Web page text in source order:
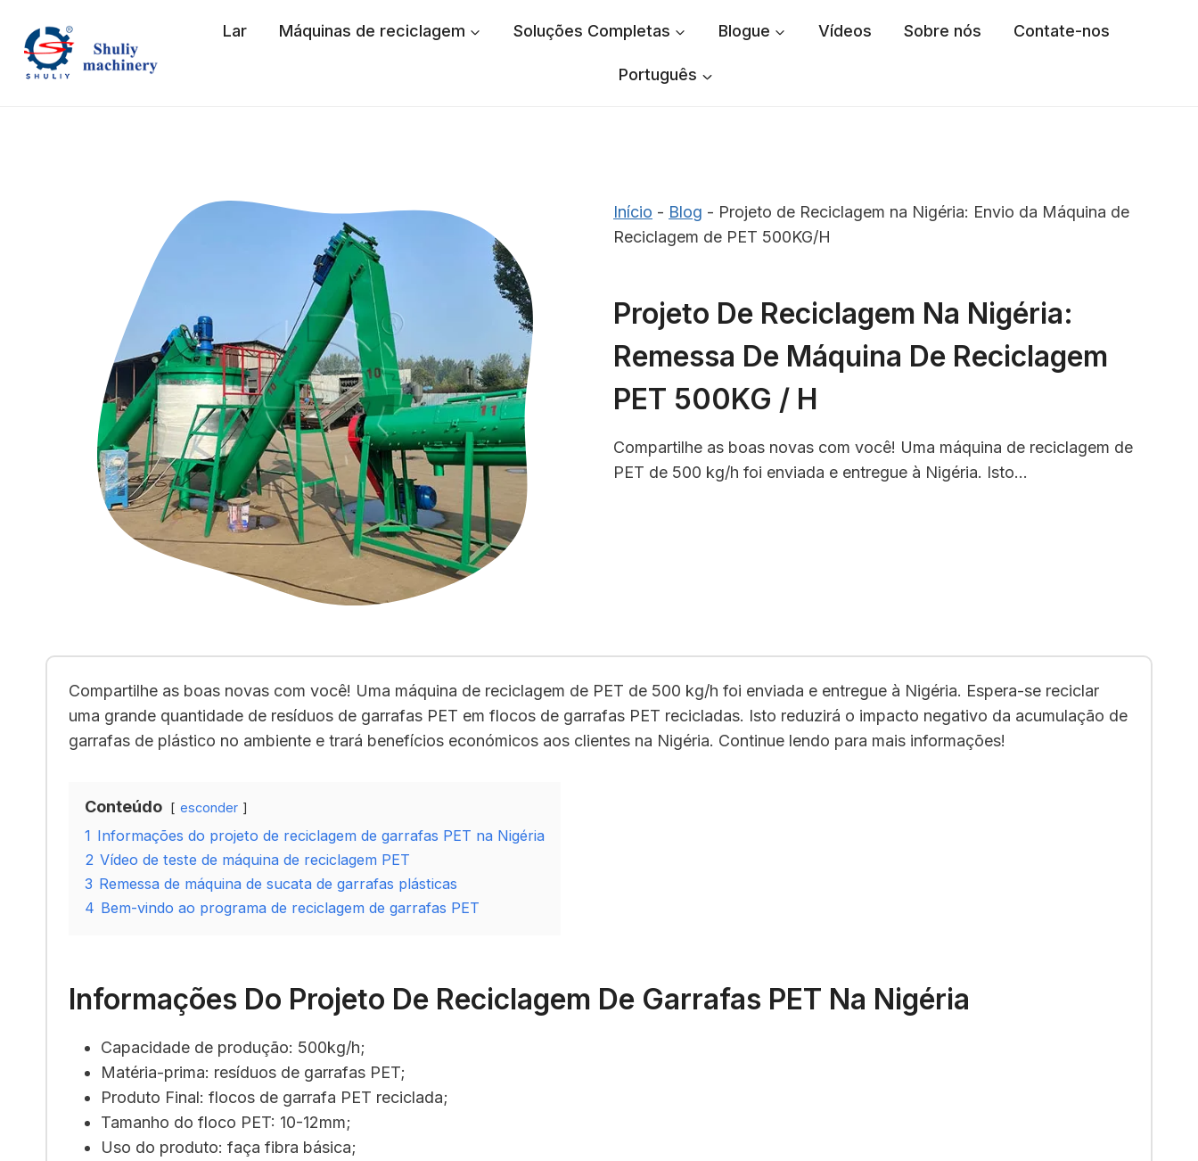
content
Lar Máquinas de reciclagem Soluções Completas Blogue Vídeos Sobre nós Contate-nos
Português
Início - Blog - Projeto de Reciclagem na Nigéria: Envio da Máquina de
Reciclagem de PET 500KG/H
Projeto De Reciclagem Na Nigéria:
Remessa De Máquina De Reciclagem
PET 500KG / H
Compartilhe as boas novas com você! Uma máquina de reciclagem de
PET de 500 kg/h foi enviada e entregue à Nigéria. Isto…
Compartilhe as boas novas com você! Uma máquina de reciclagem de PET de 500 kg/h foi enviada e entregue à Nigéria. Espera-se reciclar
uma grande quantidade de resíduos de garrafas PET em flocos de garrafas PET recicladas. Isto reduzirá o impacto negativo da acumulação de
garrafas de plástico no ambiente e trará benefícios económicos aos clientes na Nigéria. Continue lendo para mais informações!
Conteúdo esconder
1 Informações do projeto de reciclagem de garrafas PET na Nigéria
2 Vídeo de teste de máquina de reciclagem PET
3 Remessa de máquina de sucata de garrafas plásticas
4 Bem-vindo ao programa de reciclagem de garrafas PET
Informações Do Projeto De Reciclagem De Garrafas PET Na Nigéria
Capacidade de produção: 500kg/h;
Matéria-prima: resíduos de garrafas PET;
Produto Final: flocos de garrafa PET reciclada;
Tamanho do floco PET: 10-12mm;
Uso do produto: faça fibra básica;